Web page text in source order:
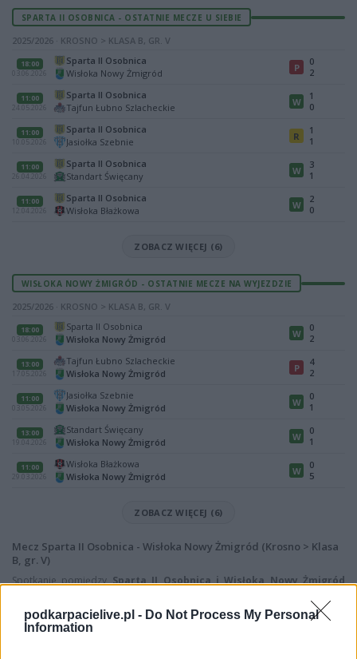
podkarpacielive.pl - Do Not Process My Personal
Information
SPARTA II OSOBNICA - OSTATNIE MECZE U SIEBIE
2025/2026 · KROSNO > KLASA B, GR. V
18:00
03.06.2026
Sparta II Osobnica
Wisłoka Nowy Żmigród
P
0
2
11:00
24.05.2026
Sparta II Osobnica
Tajfun Łubno Szlacheckie
W
1
0
11:00
10.05.2026
Sparta II Osobnica
Jasiołka Szebnie
R
1
1
11:00
26.04.2026
Sparta II Osobnica
Standart Święcany
W
3
1
11:00
12.04.2026
Sparta II Osobnica
Wisłoka Błażkowa
W
2
0
ZOBACZ WIĘCEJ (6)
WISŁOKA NOWY ŻMIGRÓD - OSTATNIE MECZE NA WYJEZDZIE
2025/2026 · KROSNO > KLASA B, GR. V
18:00
03.06.2026
Sparta II Osobnica
Wisłoka Nowy Żmigród
W
0
2
13:00
17.05.2026
Tajfun Łubno Szlacheckie
Wisłoka Nowy Żmigród
P
4
2
11:00
03.05.2026
Jasiołka Szebnie
Wisłoka Nowy Żmigród
W
0
1
13:00
19.04.2026
Standart Święcany
Wisłoka Nowy Żmigród
W
0
1
11:00
29.03.2026
Wisłoka Błażkowa
Wisłoka Nowy Żmigród
W
0
5
ZOBACZ WIĘCEJ (6)
Mecz Sparta II Osobnica - Wisłoka Nowy Żmigród (Krosno > Klasa
B, gr. V)
Spotkanie pomiędzySparta II Osobnica i Wisłoka Nowy Żmigród
> Klasa B, gr. V).
Na stroniePodkarpacieLive.pl